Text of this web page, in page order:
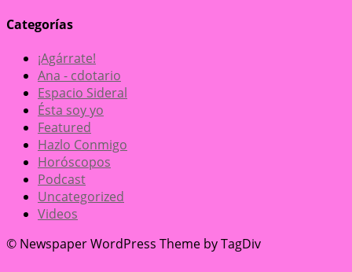
Categorías
¡Agárrate!
Ana - cdotario
Espacio Sideral
Ésta soy yo
Featured
Hazlo Conmigo
Horóscopos
Podcast
Uncategorized
Videos
© Newspaper WordPress Theme by TagDiv